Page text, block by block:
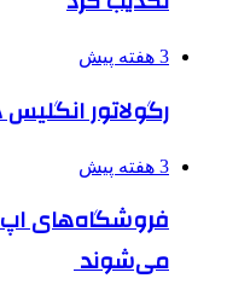
3 هفته پیش
رگولاتور
3 هفته پیش
فروشگاه‌های اپ
می‌شوند